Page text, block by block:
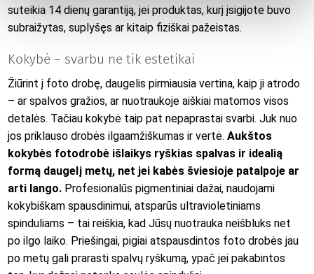
suteikia 14 dienų garantiją, jei produktas, kurį įsigijote buvo
subraižytas, suplyšęs ar kitaip fiziškai pažeistas.
Kokybė – svarbu ne tik estetikai
Žiūrint į foto drobę, daugelis pirmiausia vertina, kaip ji atrodo
– ar spalvos gražios, ar nuotraukoje aiškiai matomos visos
detalės. Tačiau kokybė taip pat nepaprastai svarbi. Juk nuo
jos priklauso drobės ilgaamžiškumas ir vertė.Aukštos
kokybės fotodrobė išlaikys ryškias spalvas ir idealią
formą daugelį metų, net jei kabės šviesioje patalpoje ar
arti lango. Profesionalūs pigmentiniai dažai, naudojami
kokybiškam spausdinimui, atsparūs ultravioletiniams
spinduliams – tai reiškia, kad Jūsų nuotrauka neišbluks net
po ilgo laiko. Priešingai, pigiai atspausdintos foto drobės jau
po metų gali prarasti spalvų ryškumą, ypač jei pakabintos